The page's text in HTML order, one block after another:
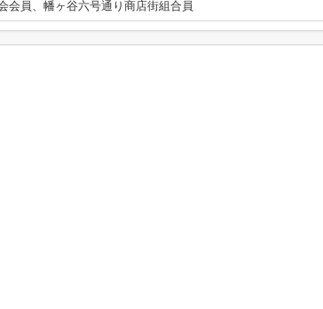
会員、幡ヶ谷六号通り商店街組合員